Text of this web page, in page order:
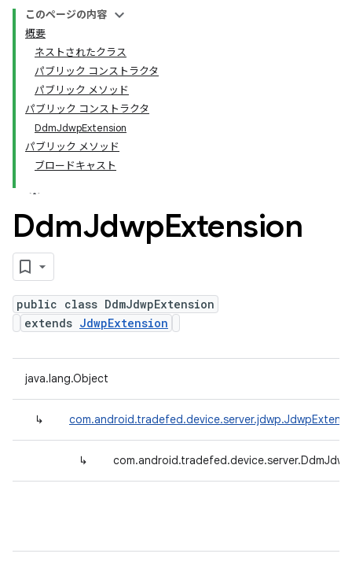
このページの内容
概要
ネストされたクラス
パブリック コンストラクタ
パブリック メソッド
パブリック コンストラクタ
DdmJdwpExtension
パブリック メソッド
ブロードキャスト
DdmJdwpExtension
public class DdmJdwpExtension
extends JdwpExtension
java.lang.Object
↳
↳